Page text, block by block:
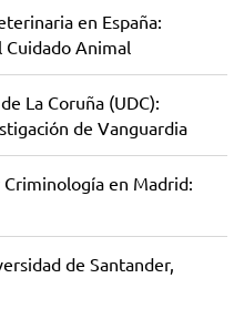
en España:
Cuidado Animal
La Coruña (UDC):
de Vanguardia
en Madrid:
de Santander,